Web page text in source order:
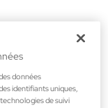
données
identifiants uniques,
de suivi